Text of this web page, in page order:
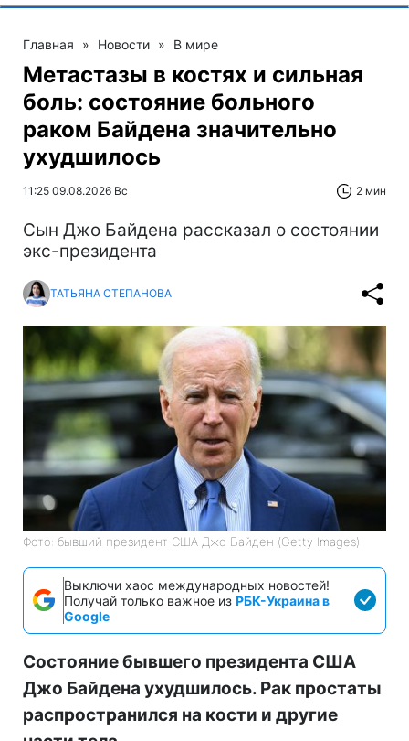
Главная » Новости » В мире
Метастазы в костях и сильная
боль: состояние больного
раком Байдена значительно
ухудшилось
11:25 09.08.2026 Вс 2 мин
Сын Джо Байдена рассказал о состоянии
экс-президента
ТАТЬЯНА СТЕПАНОВА
Фото: бывший президент США Джо Байден (Getty Images)
Выключи хаос международных новостей!
Получай только важное из РБК-Украина в
Google
Состояние бывшего президента США
Джо Байдена ухудшилось. Рак простаты
распространился на кости и другие